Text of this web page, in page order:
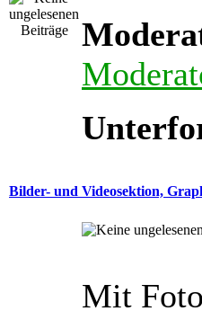
Bilder- und Videosektion,
Mit